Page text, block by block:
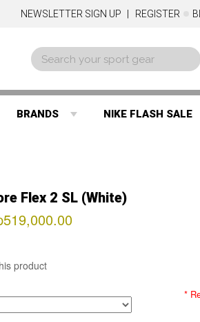
NEWSLETTER SIGN UP REGISTER
BRANDS NIKE FLASH SALE
Flex 2 SL (White)
product
*